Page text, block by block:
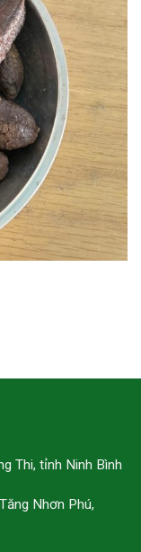
Thi, tỉnh Ninh Bình
Nhơn Phú,